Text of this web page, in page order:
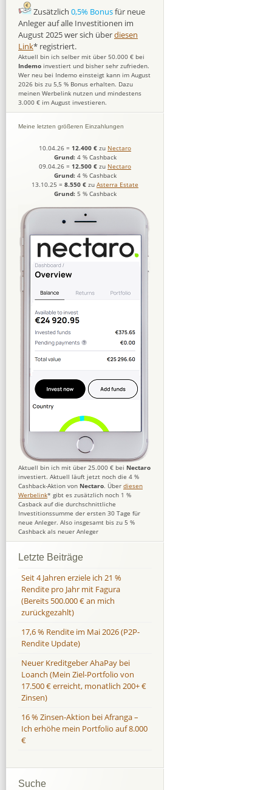
Zusätzlich 0,5% Bonusfür neue
Anleger auf alle Investitionen im
August 2025 wer sich überdiesen
Link* registriert.
Aktuell bin ich selber mit über 50.000 € bei
Indemo investiert und bisher sehr zufrieden.
Wer neu bei Indemo einsteigt kann im August
2026 bis zu 5,5 % Bonus erhalten. Dazu
meinen Werbelink nutzen und mindestens
3.000 € im August investieren.
Meine letzten größeren Einzahlungen
10.04.26 = 12.400 € zu Nectaro
Grund: 4 % Cashback
09.04.26 = 12.500 € zu Nectaro
Grund: 4 % Cashback
13.10.25 = 8.550 € zu Asterra Estate
Grund: 5 % Cashback
Aktuell bin ich mit über 25.000 € bei Nectaro
investiert. Aktuell läuft jetzt noch die 4 %
Cashback-Aktion von Nectaro. Über diesen
Werbelink* gibt es zusätzlich noch 1 %
Casback auf die durchschnittliche
Investitionssumme der ersten 30 Tage für
neue Anleger. Also insgesamt bis zu 5 %
Cashback als neuer Anleger
Letzte Beiträge
Seit 4 Jahren erziele ich 21 %
Rendite pro Jahr mit Fagura
(Bereits 500.000 € an mich
zurückgezahlt)
17,6 % Rendite im Mai 2026 (P2P-
Rendite Update)
Neuer Kreditgeber AhaPay bei
Loanch (Mein Ziel-Portfolio von
17.500 € erreicht, monatlich 200+ €
Zinsen)
16 % Zinsen-Aktion bei Afranga –
Ich erhöhe mein Portfolio auf 8.000
€
Suche